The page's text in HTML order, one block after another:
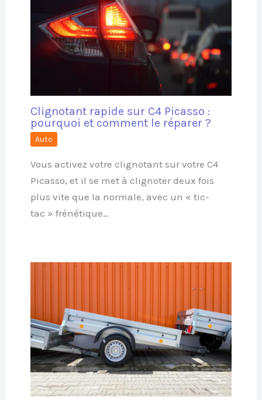
Clignotant rapide sur C4 Picasso :
pourquoi et comment le réparer ?
Auto
Vous activez votre clignotant sur votre C4
Picasso, et il se met à clignoter deux fois
plus vite que la normale, avec un « tic-
tac » frénétique…